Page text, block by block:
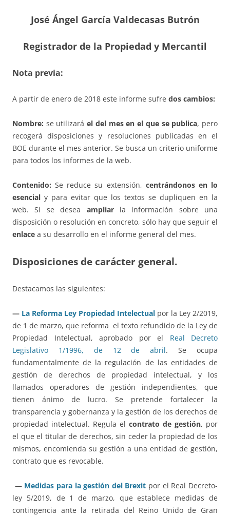
José Ángel García Valdecasas Butrón
Registrador de la Propiedad y Mercantil
Nota previa:
A partir de enero de 2018 este informe sufre dos cambios:
Nombre: se utilizaráel del mes en el que se publica, pero
recogerá disposiciones y resoluciones publicadas en el
BOE durante el mes anterior. Se busca un criterio uniforme
para todos los informes de la web.
Contenido: Se reduce su extensión, centrándonos en lo
esencial y para evitar que los textos se dupliquen en la
web. Si se desea ampliarla información sobre una
disposición o resolución en concreto, sólo hay que seguir el
enlace a su desarrollo en el informe general del mes.
Disposiciones de carácter general.
Destacamos las siguientes:
— La Reforma Ley Propiedad Intelectual por la Ley 2/2019,
de 1 de marzo, que reforma el texto refundido de la Ley de
Propiedad Intelectual, aprobado por el Real Decreto
Legislativo 1/1996, de 12 de abril. Se ocupa
fundamentalmente de la regulación de las entidades de
gestión de derechos de propiedad intelectual, y los
llamados operadores de gestión independientes, que
tienen ánimo de lucro. Se pretende fortalecer la
transparencia y gobernanza y la gestión de los derechos de
propiedad intelectual. Regula el contrato de gestión, por
el que el titular de derechos, sin ceder la propiedad de los
mismos, encomienda su gestión a una entidad de gestión,
contrato que es revocable.
— Medidas para la gestión del Brexit por el Real Decreto-
ley 5/2019, de 1 de marzo, que establece medidas de
contingencia ante la retirada del Reino Unido de Gran